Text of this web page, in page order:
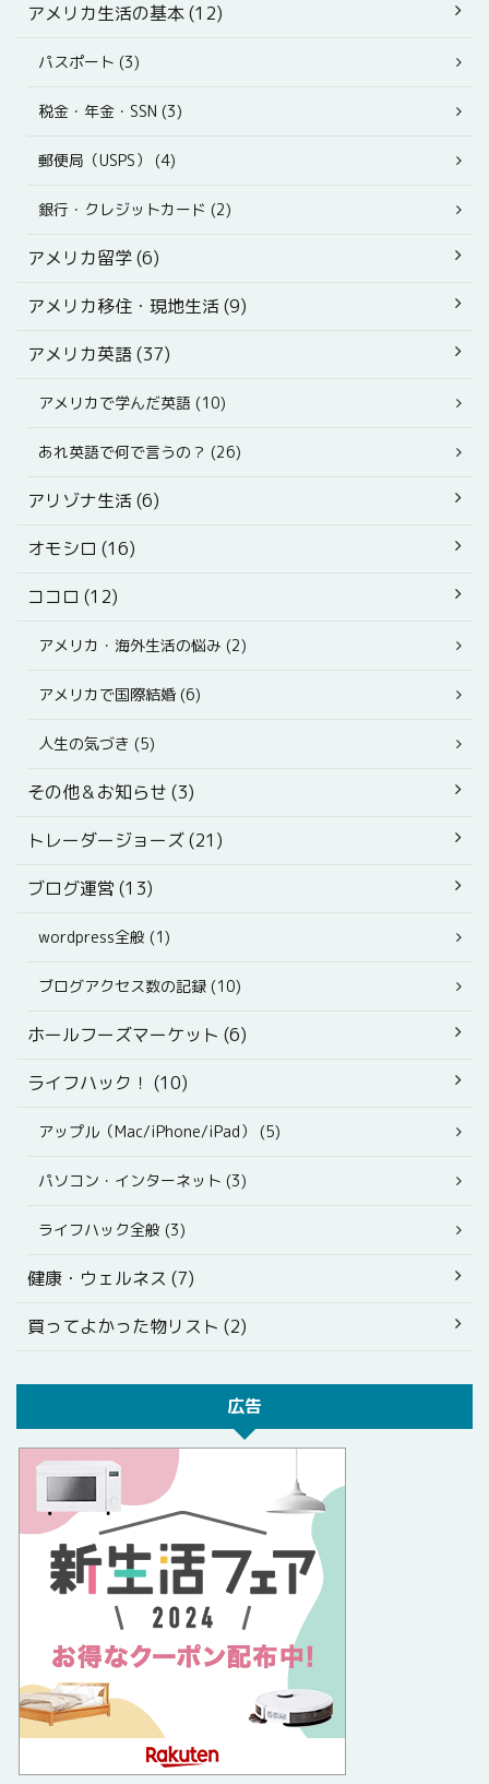
アメリカ生活の基本 (12)
パスポート (3)
税金・年金・SSN (3)
郵便局（USPS） (4)
銀行・クレジットカード (2)
アメリカ留学 (6)
アメリカ移住・現地生活 (9)
アメリカ英語 (37)
アメリカで学んだ英語 (10)
あれ英語で何で言うの？ (26)
アリゾナ生活 (6)
オモシロ (16)
ココロ (12)
アメリカ・海外生活の悩み (2)
アメリカで国際結婚 (6)
人生の気づき (5)
その他＆お知らせ (3)
トレーダージョーズ (21)
ブログ運営 (13)
wordpress全般 (1)
ブログアクセス数の記録 (10)
ホールフーズマーケット (6)
ライフハック！ (10)
アップル（Mac/iPhone/iPad） (5)
パソコン・インターネット (3)
ライフハック全般 (3)
健康・ウェルネス (7)
買ってよかった物リスト (2)
広告